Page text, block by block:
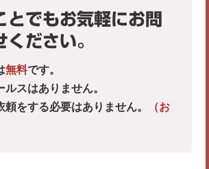
とでもお気軽にお問
ください。
無料です。
スはありません。
をする必要はありません。
（お